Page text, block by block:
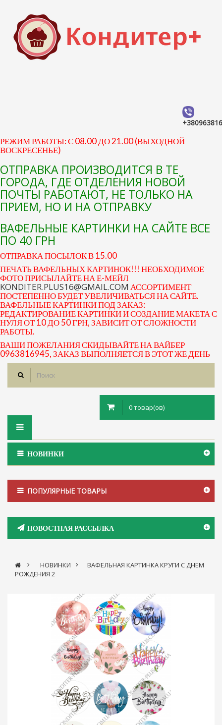
РЕЖИМ РАБОТЫ: С 08.00 ДО 21.00 (ВЫХОДНОЙ
ВОСКРЕСЕНЬЕ)
ОТПРАВКА ПРОИЗВОДИТСЯ В ТЕ
ГОРОДА, ГДЕ ОТДЕЛЕНИЯ НОВОЙ
ПОЧТЫ РАБОТАЮТ, НЕ ТОЛЬКО НА
ПРИЕМ, НО И НА ОТПРАВКУ
ВАФЕЛЬНЫЕ КАРТИНКИ НА САЙТЕ ВСЕ
ПО 40 ГРН
ОТПРАВКА ПОСЫЛОК В 15.00
ПЕЧАТЬ ВАФЕЛЬНЫХ КАРТИНОК!!! НЕОБХОДИМОЕ
ФОТО ПРИСЫЛАЙТЕ НА Е-МЕЙЛ
KONDITER.PLUS16@GMAIL.COM АССОРТИМЕНТ
ПОСТЕПЕННО БУДЕТ УВЕЛИЧИВАТЬСЯ НА САЙТЕ.
ВАФЕЛЬНЫЕ КАРТИНКИ ПОД ЗАКАЗ:
РЕДАКТИРОВАНИЕ КАРТИНКИ И СОЗДАНИЕ МАКЕТА С
НУЛЯ ОТ 10 ДО 50 ГРН, ЗАВИСИТ ОТ СЛОЖНОСТИ
РАБОТЫ.
ВАШИ ПОЖЕЛАНИЯ СКИДЫВАЙТЕ НА ВАЙБЕР
0963816945, ЗАКАЗ ВЫПОЛНЯЕТСЯ В ЭТОТ ЖЕ ДЕНЬ
0 товар(ов)
Toggle
НОВИНКИ
ПОПУЛЯРНЫЕ ТОВАРЫ
НОВОСТНАЯ РАССЫЛКА
> НОВИНКИ >
ВАФЕЛЬНАЯ КАРТИНКА КРУГИ С ДНЕМ
РОЖДЕНИЯ 2